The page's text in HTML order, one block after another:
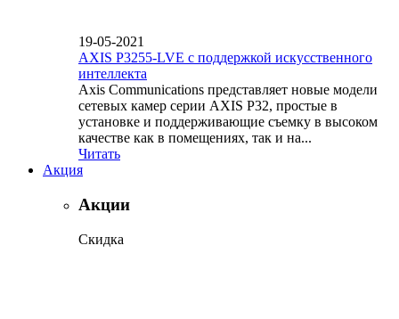
19-05-2021
AXIS P3255-LVE с поддержкой искусственного
интеллекта
Axis Communications представляет новые модели
сетевых камер серии AXIS P32, простые в
установке и поддерживающие съемку в высоком
качестве как в помещениях, так и на...
Читать
Акция
Акции
Скидка